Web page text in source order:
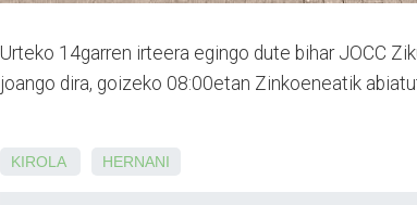
Urteko 14garren irteera egingo dute bihar JOCC
joango dira, goizeko 08:00etan Zinkoeneatik
KIROLA HERNANI